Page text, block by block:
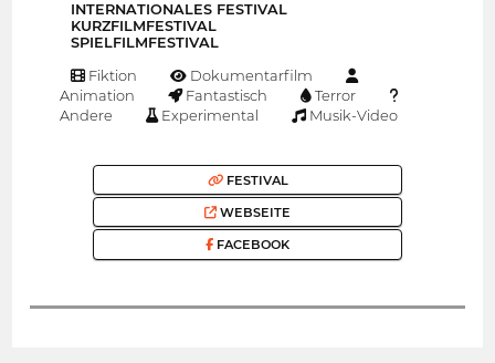
INTERNATIONALES FESTIVAL
KURZFILMFESTIVAL
SPIELFILMFESTIVAL
Fiktion
Dokumentarfilm
Animation
Fantastisch
Terror
Andere
Experimental Musik-Video
FESTIVAL
WEBSEITE
FACEBOOK